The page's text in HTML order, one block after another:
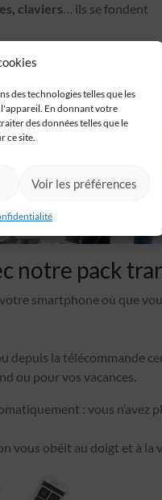
des technologies telles que les
En donnant votre
des données telles que le
ce site.
Voir les préférences
claviers… ils se fondent
notre pack
smartphone où que
depuis la télécommande
ou pour vos vacances.
: vous n’avez
vous obéit au doigt et à la